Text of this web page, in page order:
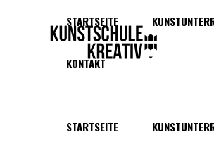
STARTSEITE
STARTSEITE
KONTAKT